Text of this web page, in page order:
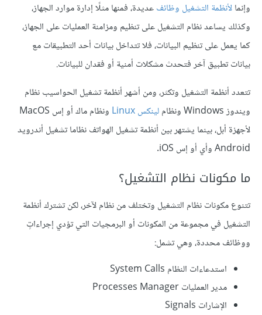
وإنمالأنظمة التشغيل وظائفعديدة، فمنها مثلًا إدارة موارد الجهاز،
وكذلك يساعد نظام التشغيل على تنظيم ومزامنة العمليات على الجهاز،
كما يعمل على تنظيم البيانات، فلا تتداخل بيانات أحد التطبيقات مع
بيانات تطبيق آخر فتحدث مشكلات أمنية أو فقدان للبيانات.
تتعدد أنظمة التشغيل وتكثر، ومن أشهر أنظمة تشغيل الحواسيب نظام
ويندوز Windows ونظام
لينكس Linux
ونظام ماك أو إس MacOS
لأجهزة أبل، بينما يشتهر بين أنظمة تشغيل الهواتف نظاما تشغيل أندرويد
Android وأي أو إس iOS.
ما مكونات نظام التشغيل؟
تتنوع مكونات نظام التشغيل وتختلف من نظام لآخر، لكن تشترك أنظمة
التشغيل في مجموعة من المكونات أو البرمجيات التي تؤدي إجراءاتٍ
ووظائف محددة، وهي تشمل:
استدعاءات النظام System Calls
مدير العمليات Processes Manager
الإشارات Signals